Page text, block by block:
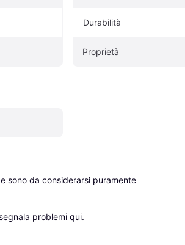
Durabilità
Proprietà
sono da considerarsi puramente
problemi qui.